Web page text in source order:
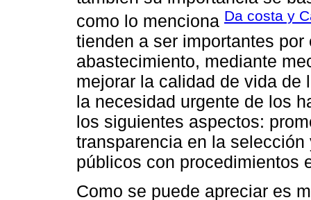
como lo menciona Da costa y
tienden a ser importantes
abastecimiento, mediante
mejorar la calidad de vida de
la necesidad urgente de los
los siguientes aspectos:
transparencia en la
públicos con procedimientos
Como se puede apreciar es